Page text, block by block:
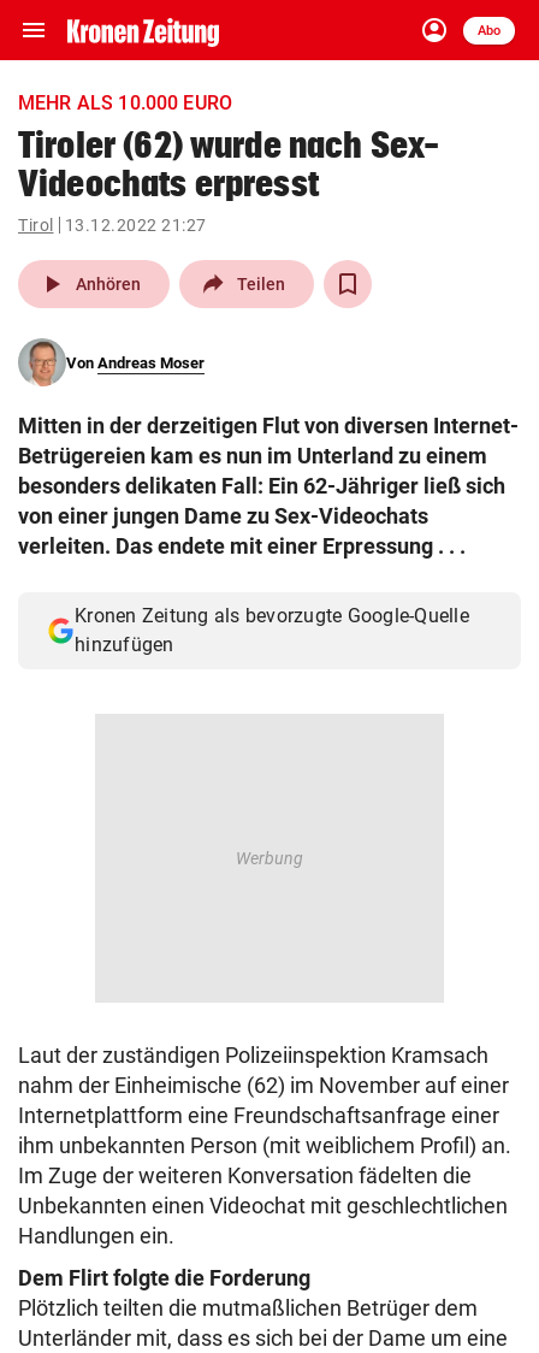
menu Navigation
ein-/ausklappen
account_circle
Anmelden
Abo
close Schließen
account_circle Anmelden
pin_drop
Wien arrow_right
search
eingeben
© Krone Multimedia GmbH & Co KG 2026
MEHR ALS 10.000 EURO
Tiroler (62) wurde nach Sex-
Videochats erpresst
Tirol 13.12.2022 21:27
play_arrow Anhören Teilen
Von Andreas Moser
Mitten in der derzeitigen Flut von diversen Internet-
Betrügereien kam es nun im Unterland zu einem
besonders delikaten Fall: Ein 62-Jähriger ließ sich
von einer jungen Dame zu Sex-Videochats
verleiten. Das endete mit einer Erpressung . . .
Kronen Zeitung als bevorzugte Google-Quelle
hinzufügen
Laut der zuständigen Polizeiinspektion Kramsach
nahm der Einheimische (62) im November auf einer
Internetplattform eine Freundschaftsanfrage einer
ihm unbekannten Person (mit weiblichem Profil) an.
Im Zuge der weiteren Konversation fädelten die
Unbekannten einen Videochat mit geschlechtlichen
Handlungen ein.
Dem Flirt folgte die Forderung
Plötzlich teilten die mutmaßlichen Betrüger dem
Unterländer mit, dass es sich bei der Dame um eine